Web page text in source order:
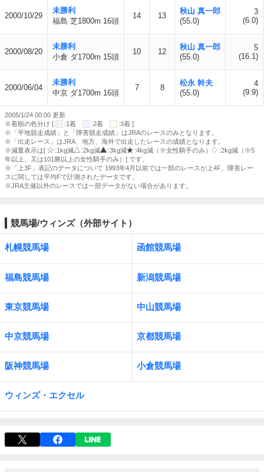
2000/10/29
未勝利
福島 芝1800m 16頭
14 13
秋山 真一郎
(55.0)
3
(6.0)
2000/08/20
未勝利
小倉 ダ1700m 15頭
10 12
秋山 真一郎
(55.0)
5
(16.1)
2000/06/04
未勝利
中京 ダ1700m 16頭
7 8
松永 幹夫
(55.0)
4
(9.9)
2005/1/24 00:00 更新
※着順の色分け [
:1着 :2着
:3着 ]
※「平地競走成績」と「障害競走成績」はJRAのレースのみとなります。
※「出走レース」はJRA、地方、海外で出走したレースの成績となります。
※減量表示は[
:1kg減 :2kg減 :3kg減 :4kg減（※女性騎手のみ）
:2kg減（※5
年以上、又は101勝以上の女性騎手のみ）] です。
※「上3F」表記のデータについて 1993年4月以前では一部のレースが上4F、障害レー
スに関しては平均Fで計測されたデータです。
※JRA主催以外のレースでは一部データがない場合があります。
競馬場/ウィンズ（外部サイト）
札幌競馬場 函館競馬場
福島競馬場 新潟競馬場
東京競馬場 中山競馬場
中京競馬場 京都競馬場
阪神競馬場 小倉競馬場
ウィンズ・エクセル